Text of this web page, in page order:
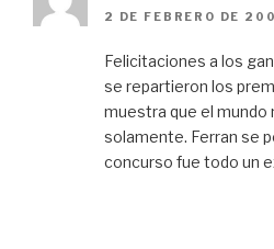
2 DE FEBRERO DE
Felicitaciones a los
se repartieron los
muestra que el mundo
solamente. Ferran se
concurso fue todo un